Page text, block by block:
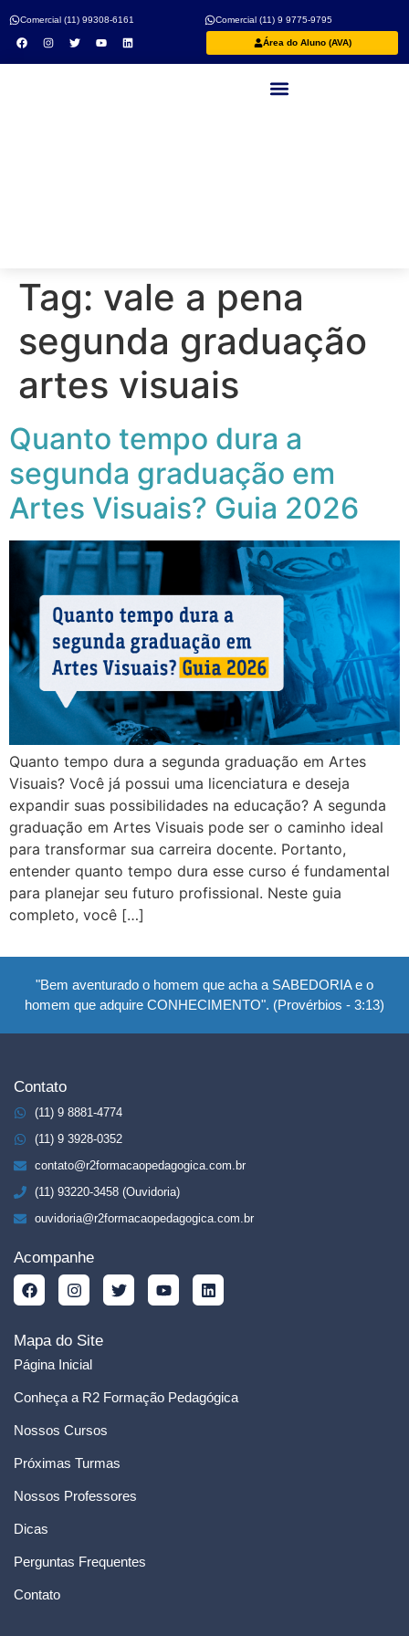
Comercial (11) 99308-6161 Comercial (11) 9 9775-9795
Área do Aluno (AVA)
Tag: vale a pena
segunda graduação
artes visuais
Quanto tempo dura a
segunda graduação em
Artes Visuais? Guia 2026
Quanto tempo dura a segunda graduação em Artes
Visuais? Você já possui uma licenciatura e deseja
expandir suas possibilidades na educação? A segunda
graduação em Artes Visuais pode ser o caminho ideal
para transformar sua carreira docente. Portanto,
entender quanto tempo dura esse curso é fundamental
para planejar seu futuro profissional. Neste guia
completo, você […]
"Bem aventurado o homem que acha a SABEDORIA e o
homem que adquire CONHECIMENTO". (Provérbios - 3:13)
Contato
(11) 9 8881-4774
(11) 9 3928-0352
contato@r2formacaopedagogica.com.br
(11) 93220-3458 (Ouvidoria)
ouvidoria@r2formacaopedagogica.com.br
Acompanhe
Mapa do Site
Página Inicial
Conheça a R2 Formação Pedagógica
Nossos Cursos
Próximas Turmas
Nossos Professores
Dicas
Perguntas Frequentes
Contato